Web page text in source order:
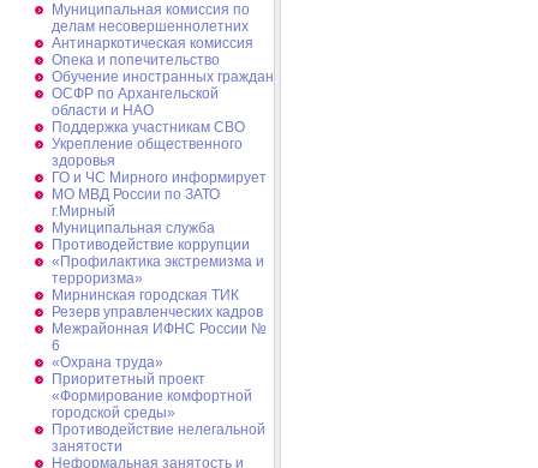
Муниципальная комиссия по
делам несовершеннолетних
Антинаркотическая комиссия
Опека и попечительство
Обучение иностранных граждан
ОСФР по Архангельской
области и НАО
Поддержка участникам СВО
Укрепление общественного
здоровья
ГО и ЧС Мирного информирует
МО МВД России по ЗАТО
г.Мирный
Муниципальная cлужба
Противодействие коррупции
«Профилактика экстремизма и
терроризма»
Мирнинская городская ТИК
Резерв управленческих кадров
Межрайонная ИФНС России №
6
«Охрана труда»
Приоритетный проект
«Формирование комфортной
городской среды»
Противодействие нелегальной
занятости
Неформальная занятость и